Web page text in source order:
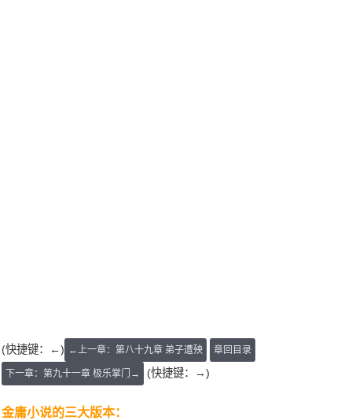
(快捷键：←) ←上一章：第八十九章 弟子遭殃 章回目录
下一章：第九十一章 极乐掌门→ (快捷键：→)
金庸小说的三大版本：